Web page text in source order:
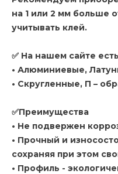
на 1 или 2 мм больше
учитывать клей.
✅ На нашем сайте
• Алюминиевые,
• Скругленные, П –
✅Преимущества
• Не подвержен
• Прочный и
сохраняя при этом
• Профиль -